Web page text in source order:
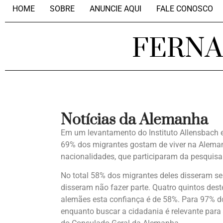
HOME SOBRE ANUNCIE AQUI FALE CONOSCO
Notícias da Alemanha
Em um levantamento do Instituto
69% dos migrantes gostam de viver na
nacionalidades, que participaram da
No total 58% dos migrantes deles disseram
disseram não fazer parte. Quatro quintos
alemães esta confiança é de 58%. Para 97%
enquanto buscar a cidadania é relevante